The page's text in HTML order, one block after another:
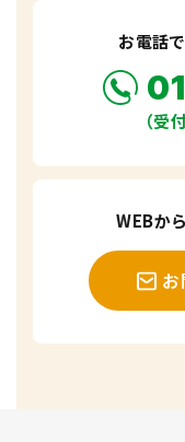
お電話
（受
WEBか